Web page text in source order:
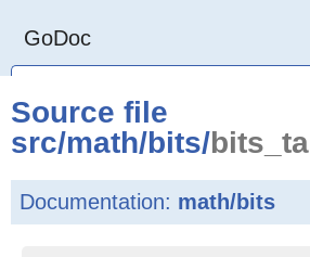
GoDoc
Source file
src/math/bits/
Documentation: math/bits